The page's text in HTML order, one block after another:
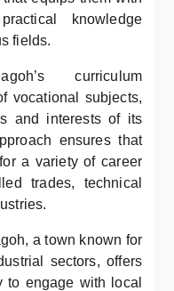
knowledge
fields.
curriculum
vocational subjects,
and interests of its
ensures that
a variety of career
trades, technical
a town known for
sectors, offers
to engage with local